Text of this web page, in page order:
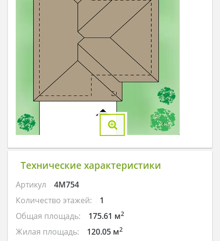
Технические характеристики
Артикул
4M754
Количество этажей:
1
Общая площадь:
175.61 м2
Жилая площадь: 120.05 м2